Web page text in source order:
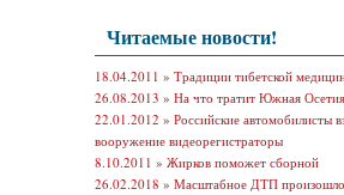
Читаемые новости!
18.04.2011 » Традиции тибетской
26.08.2013 » На что тратит Южная
22.01.2012 » Российские автомобилисты
вооружение видеорегистраторы
8.10.2011 » Жирков поможет сборной
26.02.2018 » Масштабное ДТП